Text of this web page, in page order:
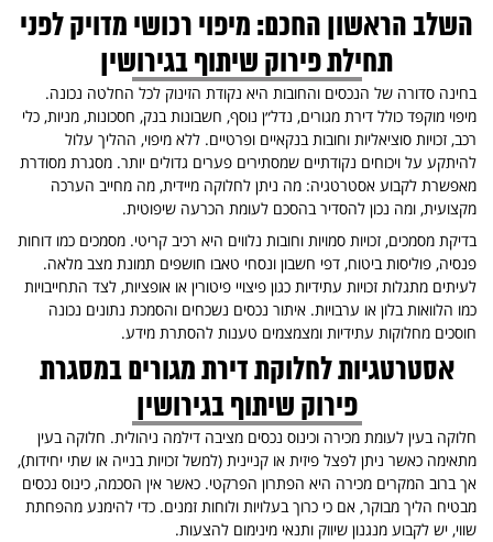
השלב הראשון החכם: מיפוי רכושי מדויק לפני
תחילתפירוק שיתוף בגירושין
בחינה סדורה של הנכסים והחובות היא נקודת הזינוק לכל החלטה נכונה.
מיפוי מוקפד כולל דירת מגורים, נדל״ן נוסף, חשבונות בנק, חסכונות, מניות, כלי
רכב, זכויות סוציאליות וחובות בנקאיים ופרטיים. ללא מיפוי, ההליך עלול
להיתקע על ויכוחים נקודתיים שמסתירים פערים גדולים יותר. מסגרת מסודרת
מאפשרת לקבוע אסטרטגיה: מה ניתן לחלוקה מיידית, מה מחייב הערכה
מקצועית, ומה נכון להסדיר בהסכם לעומת הכרעה שיפוטית.
בדיקת מסמכים, זכויות סמויות וחובות נלווים היא רכיב קריטי. מסמכים כמו דוחות
פנסיה, פוליסות ביטוח, דפי חשבון ונסחי טאבו חושפים תמונת מצב מלאה.
לעיתים מתגלות זכויות עתידיות כגון פיצויי פיטורין או אופציות, לצד התחייבויות
כמו הלוואות בלון או ערבויות. איתור נכסים נשכחים והסמכת נתונים נכונה
חוסכים מחלוקות עתידיות ומצמצמים טענות להסתרת מידע.
אסטרטגיות לחלוקת דירת מגורים במסגרת
פירוק שיתוף בגירושין
חלוקה בעין לעומת מכירה וכינוס נכסים מציבה דילמה ניהולית. חלוקה בעין
מתאימה כאשר ניתן לפצל פיזית או קניינית (למשל זכויות בנייה או שתי יחידות),
אך ברוב המקרים מכירה היא הפתרון הפרקטי. כאשר אין הסכמה, כינוס נכסים
מבטיח הליך מבוקר, אם כי כרוך בעלויות ולוחות זמנים. כדי להימנע מהפחתת
שווי, יש לקבוע מנגנון שיווק ותנאי מינימום להצעות.